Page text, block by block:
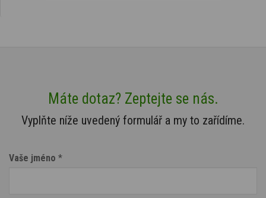
Máte dotaz? Zeptejte se nás.
Vyplňte níže uvedený formulář a my to zařídíme.
Vaše jméno *